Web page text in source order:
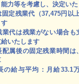
力等を考慮し、決定い
定残業代（37,475円以
代は残業がない場合も
いたします
属後の固定残業時間は
給与平均：月給33.1